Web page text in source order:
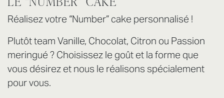
Réalisez votre “Number” cake personnalisé !
Plutôt team Vanille, Chocolat, Citron ou Passion
meringué ? Choisissez le goût et la forme que
vous désirez et nous le réalisons spécialement
pour vous.